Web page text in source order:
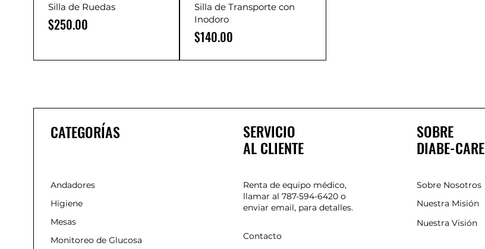
Silla de Ruedas
Precio
$250.00
Silla de Transporte con
Inodoro
Precio
$140.00
CATEGORÍAS
Andadores
Higiene
Mesas
Monitoreo de Glucosa
SERVICIO
AL CLIENTE
Renta de equipo médico,
llamar al 787-594-6420 o
enviar email, para detalles.
Contacto
SOBRE
DIABE-CARE
Sobre Nosotros
Nuestra Misión
Nuestra Visión